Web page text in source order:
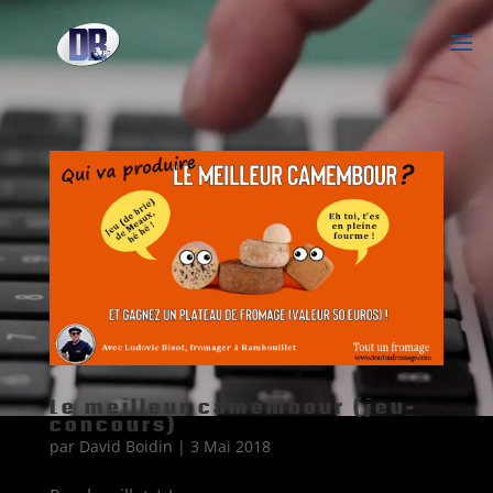
Le meilleur camembour (jeu-
concours)
par David Boidin | 3 Mai 2018